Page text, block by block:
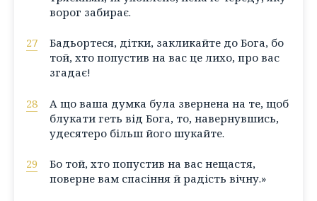
ворог забирає.
27
Бадьортеся, дітки, закликайте до Бога, бо
той, хто попустив на вас це лихо, про вас
згадає!
28
А що ваша думка була звернена на те, щоб
блукати геть від Бога, то, навернувшись,
удесятеро більш його шукайте.
29
Бо той, хто попустив на вас нещастя,
поверне вам спасіння й радість вічну.»